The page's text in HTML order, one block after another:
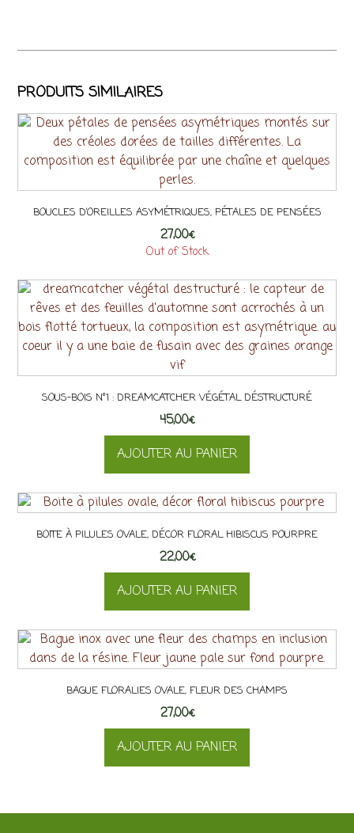
PRODUITS SIMILAIRES
BOUCLES D’OREILLES ASYMÉTRIQUES, PÉTALES DE PENSÉES
27,00€
Out of Stock
SOUS-BOIS N°1 : DREAMCATCHER VÉGÉTAL DÉSTRUCTURÉ
45,00€
AJOUTER AU PANIER
BOITE À PILULES OVALE, DÉCOR FLORAL HIBISCUS POURPRE
22,00€
AJOUTER AU PANIER
BAGUE FLORALIES OVALE, FLEUR DES CHAMPS
27,00€
AJOUTER AU PANIER